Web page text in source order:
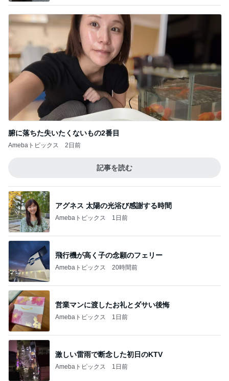
腑に落ちた失いたくないもの2番目
Amebaトピックス 2日前
記事を読む
アグネス 太陽の光浴び感謝する時間
Amebaトピックス 1日前
飛行機が高く子の念願のフェリー
Amebaトピックス 20時間前
営業マンに渡したお礼とダサい後悔
Amebaトピックス 1日前
激しい雷雨で断念した初日のKTV
Amebaトピックス 1日前